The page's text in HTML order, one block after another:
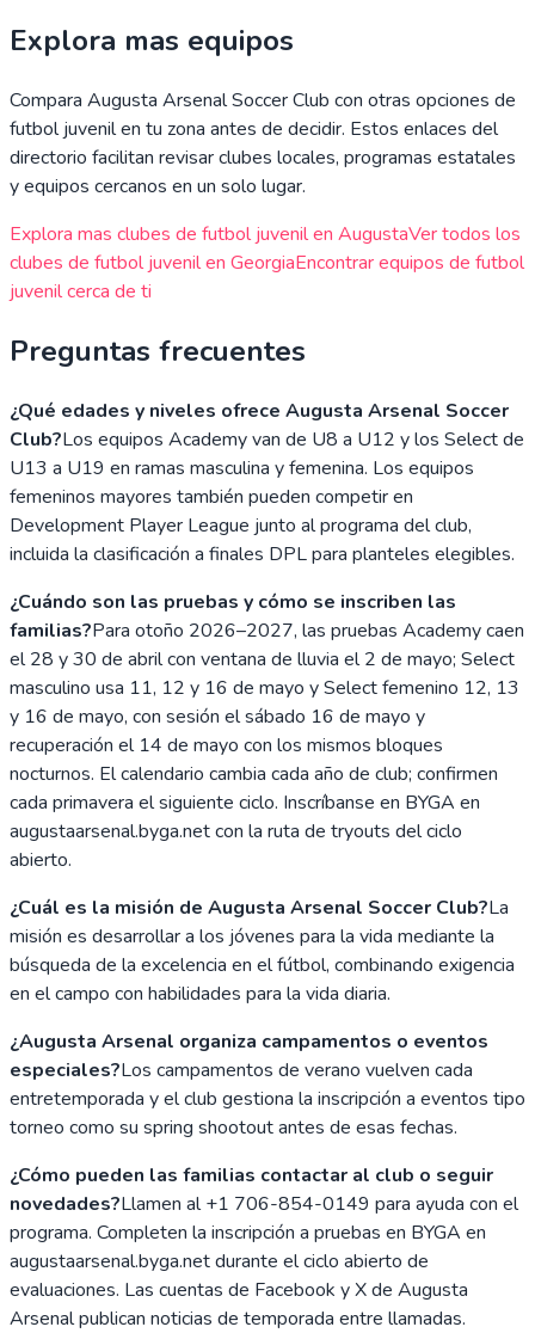
Explora mas equipos
Compara Augusta Arsenal Soccer Club con otras opciones de
futbol juvenil en tu zona antes de decidir. Estos enlaces del
directorio facilitan revisar clubes locales, programas estatales
y equipos cercanos en un solo lugar.
Explora mas clubes de futbol juvenil en AugustaVer todos los
clubes de futbol juvenil en GeorgiaEncontrar equipos de futbol
juvenil cerca de ti
Preguntas frecuentes
¿Qué edades y niveles ofrece Augusta Arsenal Soccer
Club?Los equipos Academy van de U8 a U12 y los Select de
U13 a U19 en ramas masculina y femenina. Los equipos
femeninos mayores también pueden competir en
Development Player League junto al programa del club,
incluida la clasificación a finales DPL para planteles elegibles.
¿Cuándo son las pruebas y cómo se inscriben las
familias?Para otoño 2026–2027, las pruebas Academy caen
el 28 y 30 de abril con ventana de lluvia el 2 de mayo; Select
masculino usa 11, 12 y 16 de mayo y Select femenino 12, 13
y 16 de mayo, con sesión el sábado 16 de mayo y
recuperación el 14 de mayo con los mismos bloques
nocturnos. El calendario cambia cada año de club; confirmen
cada primavera el siguiente ciclo. Inscríbanse en BYGA en
augustaarsenal.byga.net con la ruta de tryouts del ciclo
abierto.
¿Cuál es la misión de Augusta Arsenal Soccer Club?La
misión es desarrollar a los jóvenes para la vida mediante la
búsqueda de la excelencia en el fútbol, combinando exigencia
en el campo con habilidades para la vida diaria.
¿Augusta Arsenal organiza campamentos o eventos
especiales?Los campamentos de verano vuelven cada
entretemporada y el club gestiona la inscripción a eventos tipo
torneo como su spring shootout antes de esas fechas.
¿Cómo pueden las familias contactar al club o seguir
novedades?Llamen al +1 706-854-0149 para ayuda con el
programa. Completen la inscripción a pruebas en BYGA en
augustaarsenal.byga.net durante el ciclo abierto de
evaluaciones. Las cuentas de Facebook y X de Augusta
Arsenal publican noticias de temporada entre llamadas.